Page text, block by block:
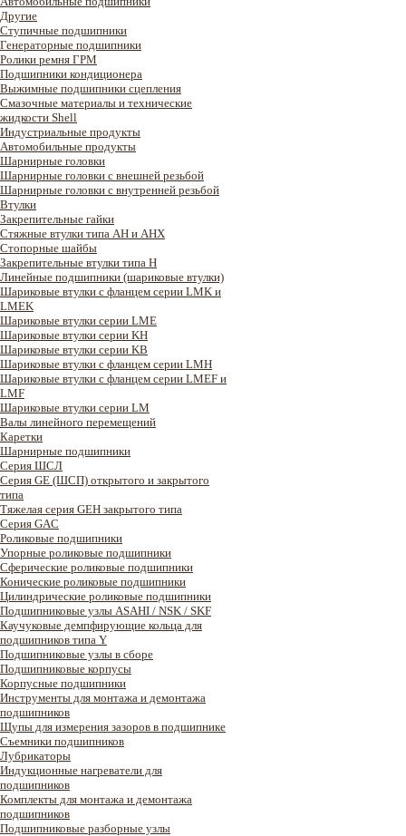
Другие
Ступичные подшипники
Генераторные подшипники
Ролики ремня ГРМ
Подшипники кондиционера
Выжимные подшипники сцепления
Смазочные материалы и технические
жидкости Shell
Индустриальные продукты
Автомобильные продукты
Шарнирные головки
Шарнирные головки с внешней резьбой
Шарнирные головки с внутренней резьбой
Втулки
Закрепительные гайки
Стяжные втулки типа AH и AHX
Стопорные шайбы
Закрепительные втулки типа H
Линейные подшипники (шариковые втулки)
Шариковые втулки с фланцем серии LMK и
LMEK
Шариковые втулки серии LME
Шариковые втулки серии KH
Шариковые втулки серии KB
Шариковые втулки с фланцем серии LMH
Шариковые втулки с фланцем серии LMEF и
LMF
Шариковые втулки серии LM
Валы линейного перемещений
Каретки
Шарнирные подшипники
Cерия ШСЛ
Серия GE (ШСП) открытого и закрытого
типа
Тяжелая серия GEH закрытого типа
Серия GAC
Роликовые подшипники
Упорные роликовые подшипники
Сферические роликовые подшипники
Конические роликовые подшипники
Цилиндрические роликовые подшипники
Подшипниковые узлы ASAHI / NSK / SKF
Каучуковые демпфирующие кольца для
подшипников типа Y
Подшипниковые узлы в сборе
Подшипниковые корпусы
Корпусные подшипники
Инструменты для монтажа и демонтажа
подшипников
Щупы для измерения зазоров в подшипнике
Съемники подшипников
Лубрикаторы
Индукционные нагреватели для
подшипников
Комплекты для монтажа и демонтажа
подшипников
Подшипниковые разборные узлы